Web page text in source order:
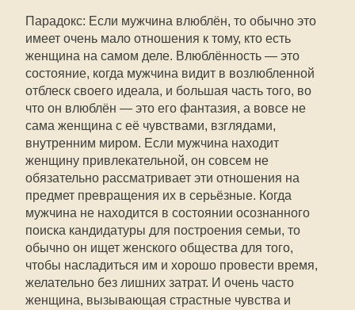
Парадокс: Если мужчина влюблён, то обычно это
имеет очень мало отношения к тому, кто есть
женщина на самом деле. Влюблённость — это
состояние, когда мужчина видит в возлюбленной
отблеск своего идеала, и большая часть того, во
что он влюблён — это его фантазия, а вовсе не
сама женщина с её чувствами, взглядами,
внутренним миром. Если мужчина находит
женщину привлекательной, он совсем не
обязательно рассматривает эти отношения на
предмет превращения их в серьёзные. Когда
мужчина не находится в состоянии осознанного
поиска кандидатуры для построения семьи, то
обычно он ищет женского общества для того,
чтобы насладиться им и хорошо провести время,
желательно без лишних затрат. И очень часто
женщина, вызывающая страстные чувства и